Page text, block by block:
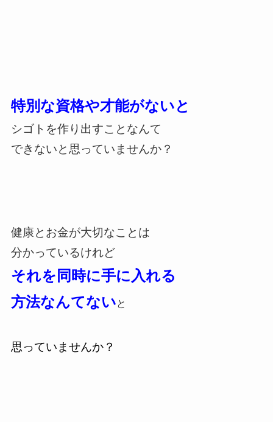
特別な資格や才能がないと
シゴトを作り出すことなんて
できないと思っていませんか？
健康とお金が大切なことは
分かっているけれど
それを同時に手に入れる
方法なんてないと
思っていませんか？